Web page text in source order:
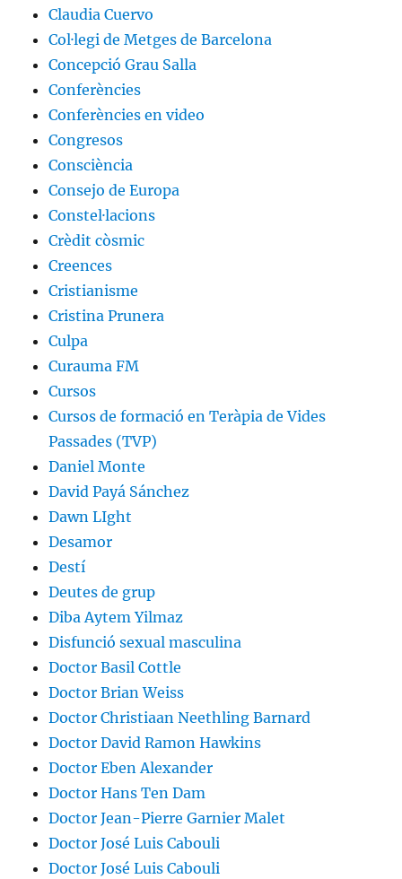
Claudia Cuervo
Col·legi de Metges de Barcelona
Concepció Grau Salla
Conferències
Conferències en video
Congresos
Consciència
Consejo de Europa
Constel·lacions
Crèdit còsmic
Creences
Cristianisme
Cristina Prunera
Culpa
Curauma FM
Cursos
Cursos de formació en Teràpia de Vides
Passades (TVP)
Daniel Monte
David Payá Sánchez
Dawn LIght
Desamor
Destí
Deutes de grup
Diba Aytem Yilmaz
Disfunció sexual masculina
Doctor Basil Cottle
Doctor Brian Weiss
Doctor Christiaan Neethling Barnard
Doctor David Ramon Hawkins
Doctor Eben Alexander
Doctor Hans Ten Dam
Doctor Jean-Pierre Garnier Malet
Doctor José Luis Cabouli
Doctor José Luis Cabouli